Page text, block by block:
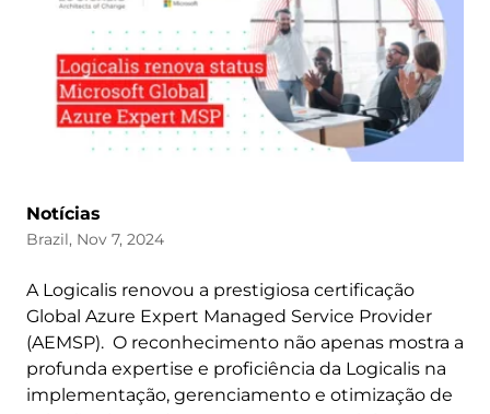
Notícias
Brazil, Nov 7, 2024
A Logicalis renovou a prestigiosa certificação
Global Azure Expert Managed Service Provider
(AEMSP). O reconhecimento não apenas mostra a
profunda expertise e proficiência da Logicalis na
implementação, gerenciamento e otimização de